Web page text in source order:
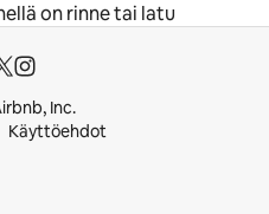
on rinne tai latu
Inc.
Käyttöehdot